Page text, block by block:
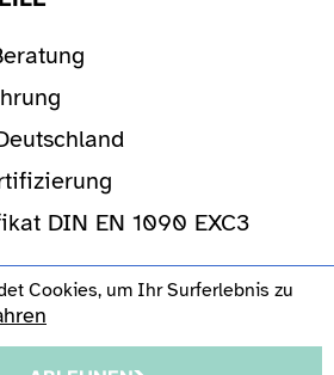
DIN EN 1090 EXC3
Cookies, um Ihr Surferlebnis zu